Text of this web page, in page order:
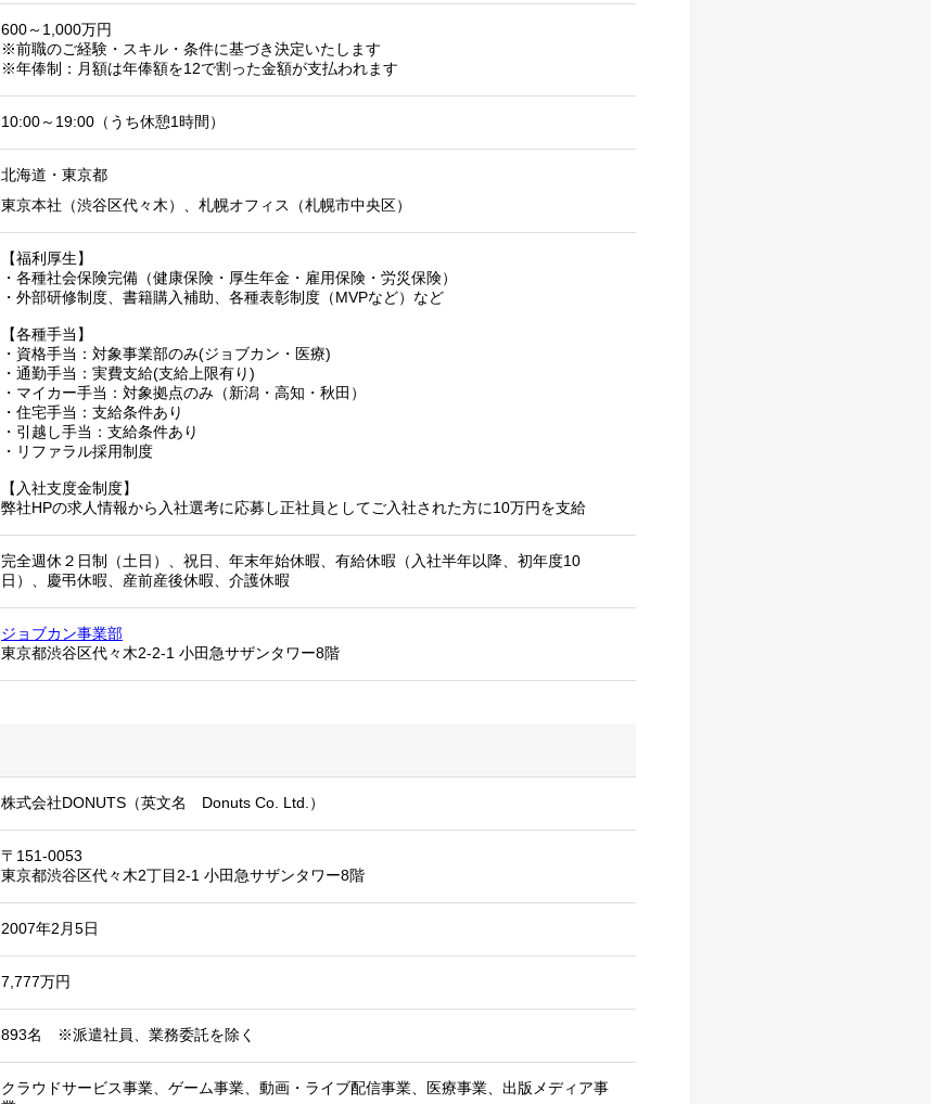
600～1,000万円
※前職のご経験・スキル・条件に基づき決定いたします
※年俸制：月額は年俸額を12で割った金額が支払われます
10:00～19:00（うち休憩1時間）
北海道 ・ 東京都
東京本社（渋谷区代々木）、札幌オフィス（札幌市中央区）
【福利厚生】
・各種社会保険完備（健康保険・厚生年金・雇用保険・労災保険）
・外部研修制度、書籍購入補助、各種表彰制度（MVPなど）など
【各種手当】
・資格手当：対象事業部のみ(ジョブカン・医療)
・通勤手当：実費支給(支給上限有り)
・マイカー手当：対象拠点のみ（新潟・高知・秋田）
・住宅手当：支給条件あり
・引越し手当：支給条件あり
・リファラル採用制度
【入社支度金制度】
弊社HPの求人情報から入社選考に応募し正社員としてご入社された方に10万円を支給
完全週休２日制（土日）、祝日、年末年始休暇、有給休暇（入社半年以降、初年度10
日）、慶弔休暇、産前産後休暇、介護休暇
ジョブカン事業部
東京都渋谷区代々木2-2-1 小田急サザンタワー8階
株式会社DONUTS（英文名 Donuts Co. Ltd.）
〒151-0053
東京都渋谷区代々木2丁目2-1 小田急サザンタワー8階
2007年2月5日
7,777万円
893名 ※派遣社員、業務委託を除く
クラウドサービス事業、ゲーム事業、動画・ライブ配信事業、医療事業、出版メディア事